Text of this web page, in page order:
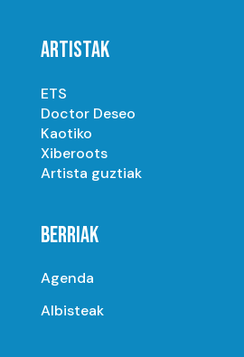
ARTISTAK
ETS
Doctor Deseo
Kaotiko
Xiberoots
Artista guztiak
BERRIAK
Agenda
Albisteak